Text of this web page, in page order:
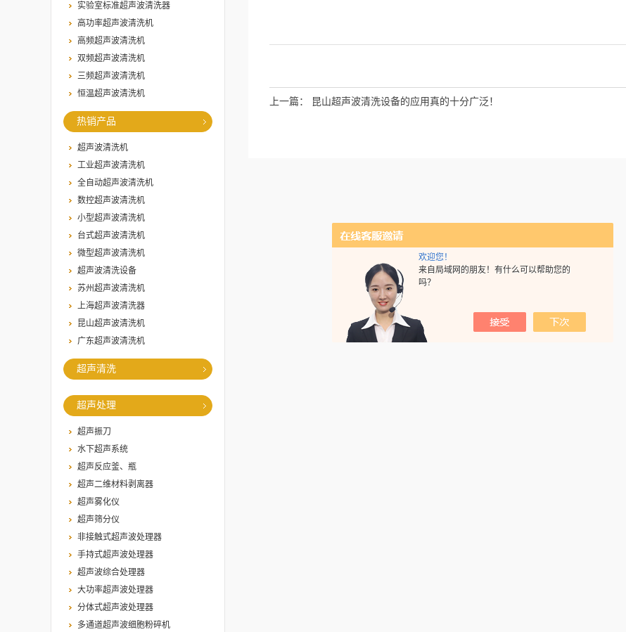
欢迎您！
来自局域网的朋友！有什么可以帮助您的
吗？
实验室标准超声波清洗器
高功率超声波清洗机
高频超声波清洗机
双频超声波清洗机
三频超声波清洗机
恒温超声波清洗机
热销产品
超声波清洗机
工业超声波清洗机
全自动超声波清洗机
数控超声波清洗机
小型超声波清洗机
台式超声波清洗机
微型超声波清洗机
超声波清洗设备
苏州超声波清洗机
上海超声波清洗器
昆山超声波清洗机
广东超声波清洗机
超声清洗
超声处理
超声振刀
水下超声系统
超声反应釜、瓶
超声二维材料剥离器
超声雾化仪
超声筛分仪
非接触式超声波处理器
手持式超声波处理器
超声波综合处理器
大功率超声波处理器
分体式超声波处理器
多通道超声波细胞粉碎机
上一篇： 昆山超声波清洗设备的应用真的十分广泛！